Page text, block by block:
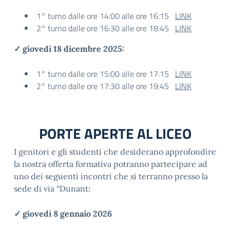
1° turno dalle ore 14:00 alle ore 16:15 LINK
2° turno dalle ore 16:30 alle ore 18:45 LINK
✓ giovedì 18 dicembre 2025:
1° turno dalle ore 15:00 alle ore 17:15 LINK
2° turno dalle ore 17:30 alle ore 19:45 LINK
PORTE APERTE AL LICEO
I genitori e gli studenti che desiderano approfondire
la nostra offerta formativa potranno partecipare ad
uno dei seguenti incontri che si terranno presso la
sede di via “Dunant:
✓ giovedì 8 gennaio 2026